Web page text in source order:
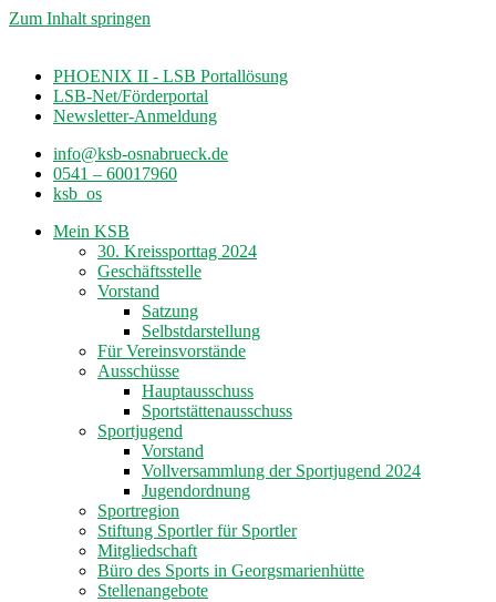
Zum Inhalt springen
PHOENIX II - LSB Portallösung
LSB-Net/Förderportal
Newsletter-Anmeldung
info@ksb-osnabrueck.de
0541 – 60017960
ksb_os
Mein KSB
30. Kreissporttag 2024
Geschäftsstelle
Vorstand
Satzung
Selbstdarstellung
Für Vereinsvorstände
Ausschüsse
Hauptausschuss
Sportstättenausschuss
Sportjugend
Vorstand
Vollversammlung der Sportjugend 2024
Jugendordnung
Sportregion
Stiftung Sportler für Sportler
Mitgliedschaft
Büro des Sports in Georgsmarienhütte
Stellenangebote